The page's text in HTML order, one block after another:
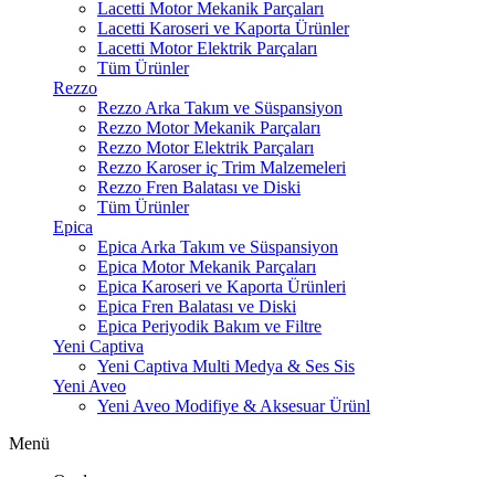
Lacetti Motor Mekanik Parçaları
Lacetti Karoseri ve Kaporta Ürünler
Lacetti Motor Elektrik Parçaları
Tüm Ürünler
Rezzo
Rezzo Arka Takım ve Süspansiyon
Rezzo Motor Mekanik Parçaları
Rezzo Motor Elektrik Parçaları
Rezzo Karoser iç Trim Malzemeleri
Rezzo Fren Balatası ve Diski
Tüm Ürünler
Epica
Epica Arka Takım ve Süspansiyon
Epica Motor Mekanik Parçaları
Epica Karoseri ve Kaporta Ürünleri
Epica Fren Balatası ve Diski
Epica Periyodik Bakım ve Filtre
Yeni Captiva
Yeni Captiva Multi Medya & Ses Sis
Yeni Aveo
Yeni Aveo Modifiye & Aksesuar Ürünl
Menü